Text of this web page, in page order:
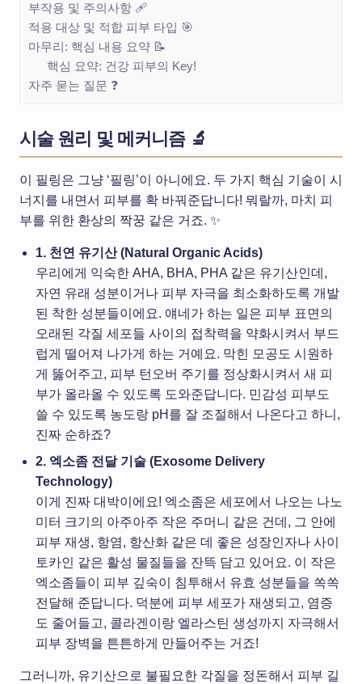
부작용 및 주의사항 🩹
적용 대상 및 적합 피부 타입 🎯
마무리: 핵심 내용 요약 📝
핵심 요약: 건강 피부의 Key!
자주 묻는 질문 ❓
시술 원리 및 메커니즘 🔬
이 필링은 그냥 ‘필링’이 아니에요. 두 가지 핵심 기술이 시
너지를 내면서 피부를 확 바꿔준답니다! 뭐랄까, 마치 피
부를 위한 환상의 짝꿍 같은 거죠. ✨
1. 천연 유기산 (Natural Organic Acids)
우리에게 익숙한 AHA, BHA, PHA 같은 유기산인데,
자연 유래 성분이거나 피부 자극을 최소화하도록 개발
된 착한 성분들이에요. 얘네가 하는 일은 피부 표면의
오래된 각질 세포들 사이의 접착력을 약화시켜서 부드
럽게 떨어져 나가게 하는 거예요. 막힌 모공도 시원하
게 뚫어주고, 피부 턴오버 주기를 정상화시켜서 새 피
부가 올라올 수 있도록 도와준답니다. 민감성 피부도
쓸 수 있도록 농도랑 pH를 잘 조절해서 나온다고 하니,
진짜 순하죠?
2. 엑소좀 전달 기술 (Exosome Delivery
Technology)
이게 진짜 대박이에요! 엑소좀은 세포에서 나오는 나노
미터 크기의 아주아주 작은 주머니 같은 건데, 그 안에
피부 재생, 항염, 항산화 같은 데 좋은 성장인자나 사이
토카인 같은 활성 물질들을 잔뜩 담고 있어요. 이 작은
엑소좀들이 피부 깊숙이 침투해서 유효 성분들을 쏙쏙
전달해 준답니다. 덕분에 피부 세포가 재생되고, 염증
도 줄어들고, 콜라겐이랑 엘라스틴 생성까지 자극해서
피부 장벽을 튼튼하게 만들어주는 거죠!
그러니까, 유기산으로 불필요한 각질을 정돈해서 피부 길